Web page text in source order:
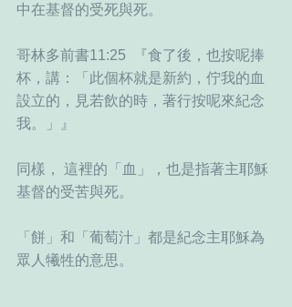
中在基督的受死與死。
哥林多前書11:25  『食了後，也按呢捧
杯，講：「此個杯就是新約，佇我的血
設立的，見若飲的時，著行按呢來紀念
我。」』
同樣， 這裡的「血」，也是指著主耶穌
基督的受苦與死。
「餅」和「葡萄汁」都是紀念主耶穌為
眾人犧牲的意思。